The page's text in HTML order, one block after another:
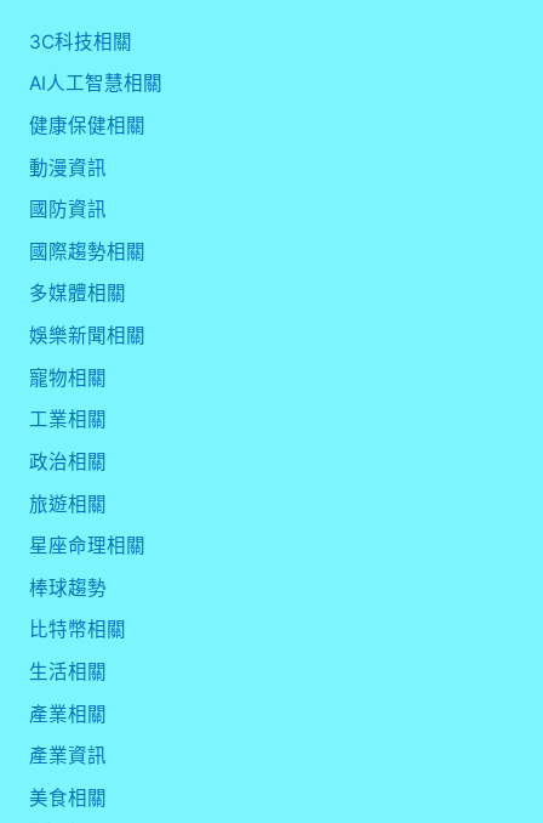
3C科技相關
AI人工智慧相關
健康保健相關
動漫資訊
國防資訊
國際趨勢相關
多媒體相關
娛樂新聞相關
寵物相關
工業相關
政治相關
旅遊相關
星座命理相關
棒球趨勢
比特幣相關
生活相關
產業相關
產業資訊
美食相關